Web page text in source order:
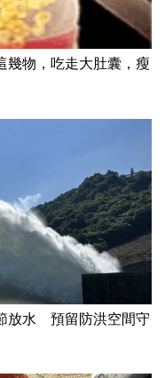
幾物，吃走大肚囊，瘦
放水 預留防洪空間守